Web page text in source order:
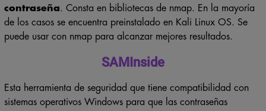
contraseña. Consta en bibliotecas de nmap. En la mayoría
de los casos se encuentra preinstalado en Kali Linux OS. Se
puede usar con nmap para alcanzar mejores resultados.
SAMInside
Esta herramienta de seguridad que tiene compatibilidad con
sistemas operativos Windows para que las contraseñas